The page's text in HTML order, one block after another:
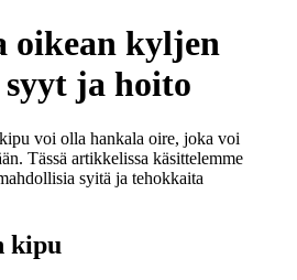
oikean kyljen
ja hoito
voi olla hankala oire, joka voi
Tässä artikkelissa käsittelemme
syitä ja tehokkaita
kipu